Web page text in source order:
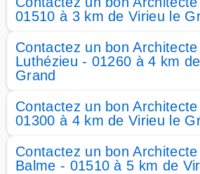
01510 à 3 km de Virieu le
Contactez un bon
Luthézieu - 01260 à 4 km
Grand
Contactez un bon
01300 à 4 km de Virieu le
Contactez un bon
Balme - 01510 à 5 km de